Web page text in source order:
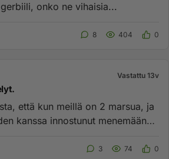
onko ne vihaisia...
8 404 0
Vastattu 13v
kanssa innostunut menemään
3 74 0